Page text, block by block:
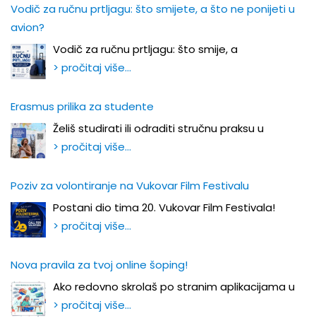
Vodič za ručnu prtljagu: što smijete, a što ne ponijeti u
avion?
Vodič za ručnu prtljagu: što smije, a
> pročitaj više…
Erasmus prilika za studente
Želiš studirati ili odraditi stručnu praksu u
> pročitaj više…
Poziv za volontiranje na Vukovar Film Festivalu
Postani dio tima 20. Vukovar Film Festivala!
> pročitaj više…
Nova pravila za tvoj online šoping!
Ako redovno skrolaš po stranim aplikacijama u
> pročitaj više…